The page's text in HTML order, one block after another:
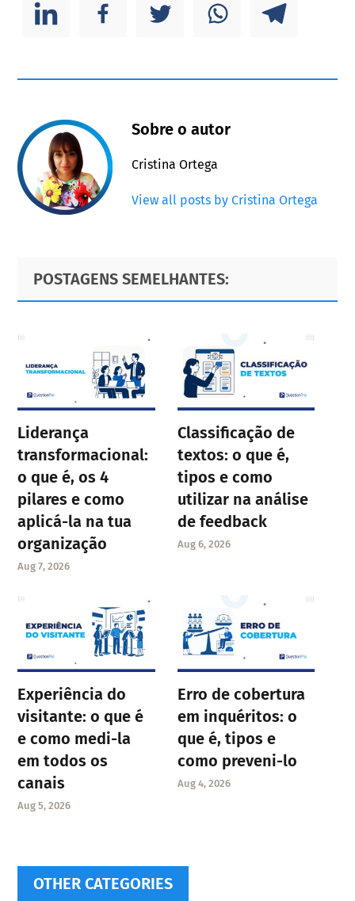
Sobre o autor
Cristina Ortega
View all posts by Cristina Ortega
Primary
Sidebar
Footer
POSTAGENS SEMELHANTES:
Liderança
transformacional:
o que é, os 4
pilares e como
aplicá-la na tua
organização
Aug 7, 2026
Classificação de
textos: o que é,
tipos e como
utilizar na análise
de feedback
Aug 6, 2026
Experiência do
visitante: o que é
e como medi-la
em todos os
canais
Aug 5, 2026
Erro de cobertura
em inquéritos: o
que é, tipos e
como preveni-lo
Aug 4, 2026
OTHER CATEGORIES